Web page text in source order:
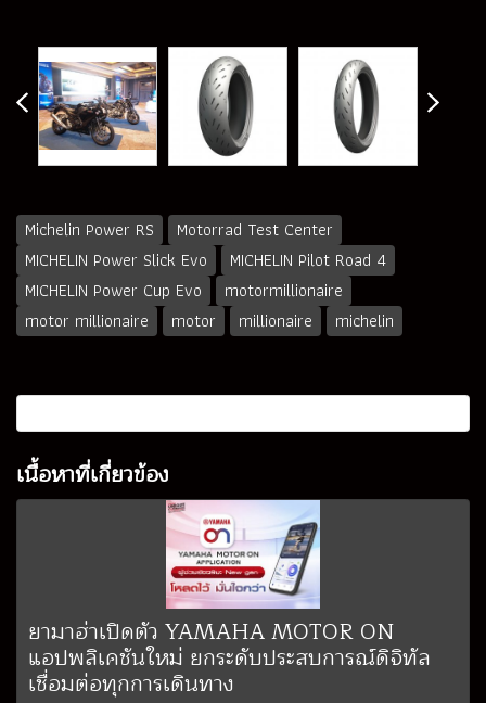
Michelin Power RS
Motorrad Test Center
MICHELIN Power Slick Evo
MICHELIN Pilot Road 4
MICHELIN Power Cup Evo
motormillionaire
motor millionaire
motor millionaire michelin
เนื้อหาที่เกี่ยวข้อง
ยามาฮ่าเปิดตัว YAMAHA MOTOR ON
แอปพลิเคชันใหม่ ยกระดับประสบการณ์ดิจิทัล
เชื่อมต่อทุกการเดินทาง